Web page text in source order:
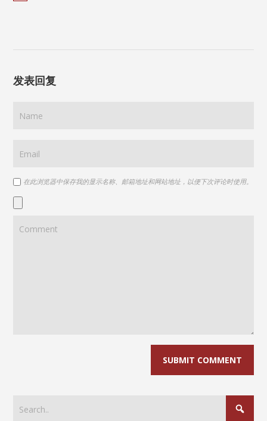
发表回复
在此浏览器中保存我的显示名称、邮箱地址和网站地址，以便下次评论时使用。